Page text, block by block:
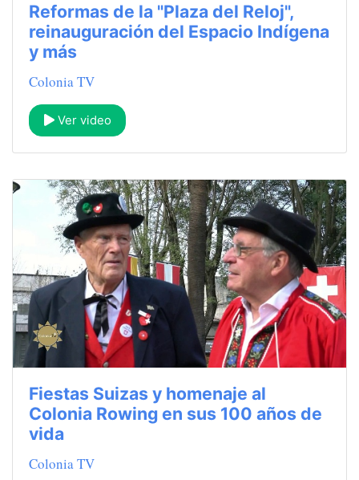
Reformas de la "Plaza del Reloj",
reinauguración del Espacio Indígena
y más
Colonia TV
Ver video
Fiestas Suizas y homenaje al
Colonia Rowing en sus 100 años de
vida
Colonia TV